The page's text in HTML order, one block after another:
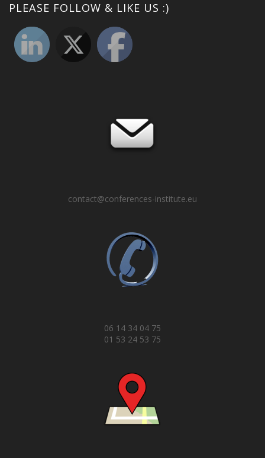
PLEASE FOLLOW & LIKE US :)
contact@conferences-institute.eu
06 14 34 04 75
01 53 24 53 75